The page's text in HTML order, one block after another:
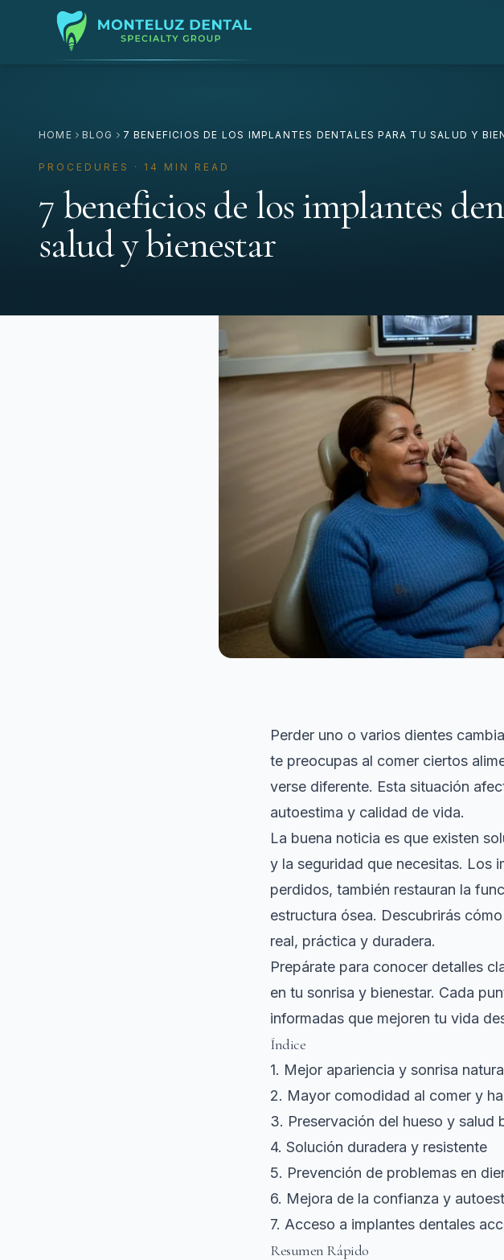
HOME BLOG 7 BENEFICIOS DE LOS IMPLANTES DENTALES PARA TU SALUD Y
PROCEDURES · 14 MIN READ
7 beneficios de los implantes
salud y bienestar
Perder uno o varios dientes
te preocupas al comer ciertos
verse diferente. Esta situación
autoestima y calidad de vida.
La buena noticia es que existen
y la seguridad que necesitas. Los
perdidos, también restauran la
estructura ósea. Descubrirás
real, práctica y duradera.
Prepárate para conocer detalles
en tu sonrisa y bienestar. Cada
informadas que mejoren tu vida
Índice
1. Mejor apariencia y sonrisa
2. Mayor comodidad al comer y
3. Preservación del hueso y salud
4. Solución duradera y resistente
5. Prevención de problemas en
6. Mejora de la confianza y
7. Acceso a implantes dentales
Resumen Rápido